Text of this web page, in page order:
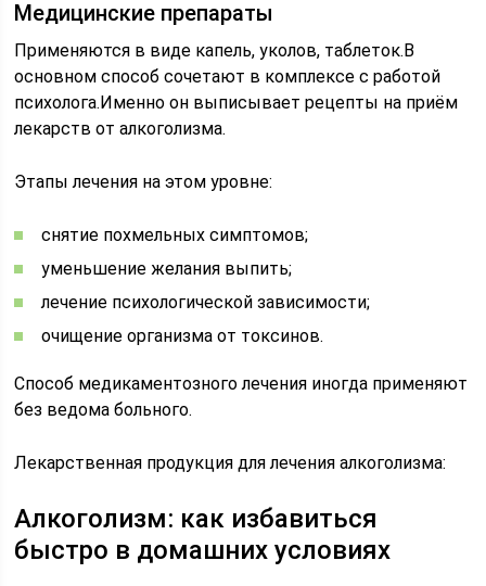
Медицинские препараты
Применяются в виде капель, уколов, таблеток.В
основном способ сочетают в комплексе с работой
психолога.Именно он выписывает рецепты на приём
лекарств от алкоголизма.
Этапы лечения на этом уровне:
снятие похмельных симптомов;
уменьшение желания выпить;
лечение психологической зависимости;
очищение организма от токсинов.
Способ медикаментозного лечения иногда применяют
без ведома больного.
Лекарственная продукция для лечения алкоголизма:
Алкоголизм: как избавиться
быстро в домашних условиях